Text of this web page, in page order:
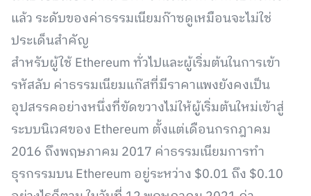
แล้ว ระดับของค่าธรรมเนียมก๊าซดูเหมือนจะไม่ใช่
ประเด็นสำคัญ
สำหรับผู้ใช้ Ethereum ทั่วไปและผู้เริ่มต้นในการเข้า
รหัสลับ ค่าธรรมเนียมแก๊สที่มีราคาแพงยังคงเป็น
อุปสรรคอย่างหนึ่งที่ขัดขวางไม่ให้ผู้เริ่มต้นใหม่เข้าสู่
ระบบนิเวศของ Ethereum ตั้งแต่เดือนกรกฎาคม
2016 ถึงพฤษภาคม 2017 ค่าธรรมเนียมการทำ
ธุรกรรมบน Ethereum อยู่ระหว่าง $0.01 ถึง $0.10